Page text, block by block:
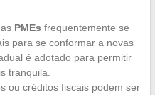
PMEs frequentemente se
para se conformar a novas
é adotado para permitir
tranquila.
ou créditos fiscais podem ser